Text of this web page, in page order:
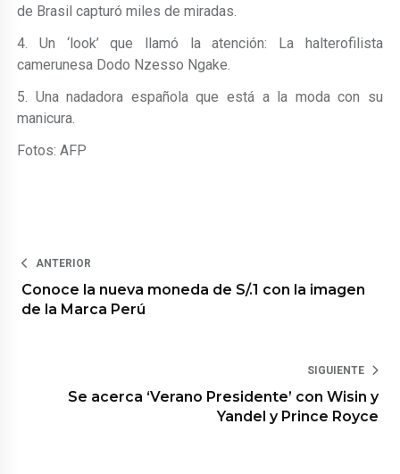
de Brasil capturó miles de miradas.
4. Un ‘look’ que llamó la atención: La halterofilista
camerunesa Dodo Nzesso Ngake.
5. Una nadadora española que está a la moda con su
manicura.
Fotos: AFP
ANTERIOR
Conoce la nueva moneda de S/.1 con la imagen
de la Marca Perú
SIGUIENTE
Se acerca ‘Verano Presidente’ con Wisin y
Yandel y Prince Royce